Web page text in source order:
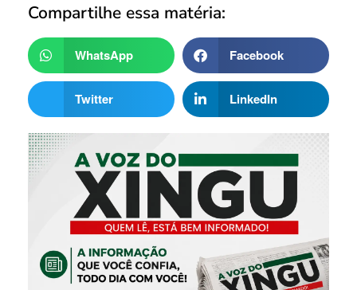
Compartilhe essa matéria:
WhatsApp Facebook
Twitter LinkedIn